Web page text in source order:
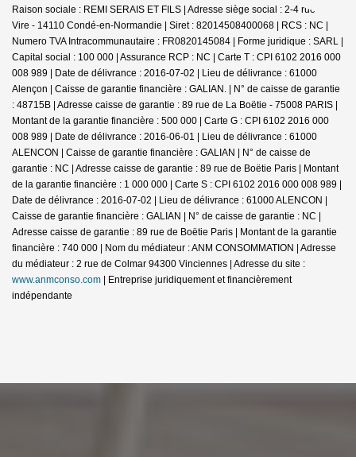
Raison sociale : REMI SERAIS ET FILS | Adresse siège social : 2-4 rue de
Vire - 14110 Condé-en-Normandie | Siret : 82014508400068 | RCS : NC |
Numero TVA Intracommunautaire : FR0820145084 | Forme juridique : SARL |
Capital social : 100 000 | Assurance RCP : NC | Carte T : CPI 6102 2016 000
008 989 | Date de délivrance : 2016-07-02 | Lieu de délivrance : 61000
Alençon | Caisse de garantie financière : GALIAN. | N° de caisse de garantie
: 48715B | Adresse caisse de garantie : 89 rue de La Boëtie - 75008 PARIS |
Montant de la garantie financière : 500 000 | Carte G : CPI 6102 2016 000
008 989 | Date de délivrance : 2016-06-01 | Lieu de délivrance : 61000
ALENCON | Caisse de garantie financière : GALIAN | N° de caisse de
garantie : NC | Adresse caisse de garantie : 89 rue de Boëtie Paris | Montant
de la garantie financière : 1 000 000 | Carte S : CPI 6102 2016 000 008 989 |
Date de délivrance : 2016-07-02 | Lieu de délivrance : 61000 ALENCON |
Caisse de garantie financière : GALIAN | N° de caisse de garantie : NC |
Adresse caisse de garantie : 89 rue de Boëtie Paris | Montant de la garantie
financière : 740 000 | Nom du médiateur : ANM CONSOMMATION | Adresse
du médiateur : 2 rue de Colmar 94300 Vinciennes | Adresse du site :
www.anmconso.com | Entreprise juridiquement et financièrement
indépendante